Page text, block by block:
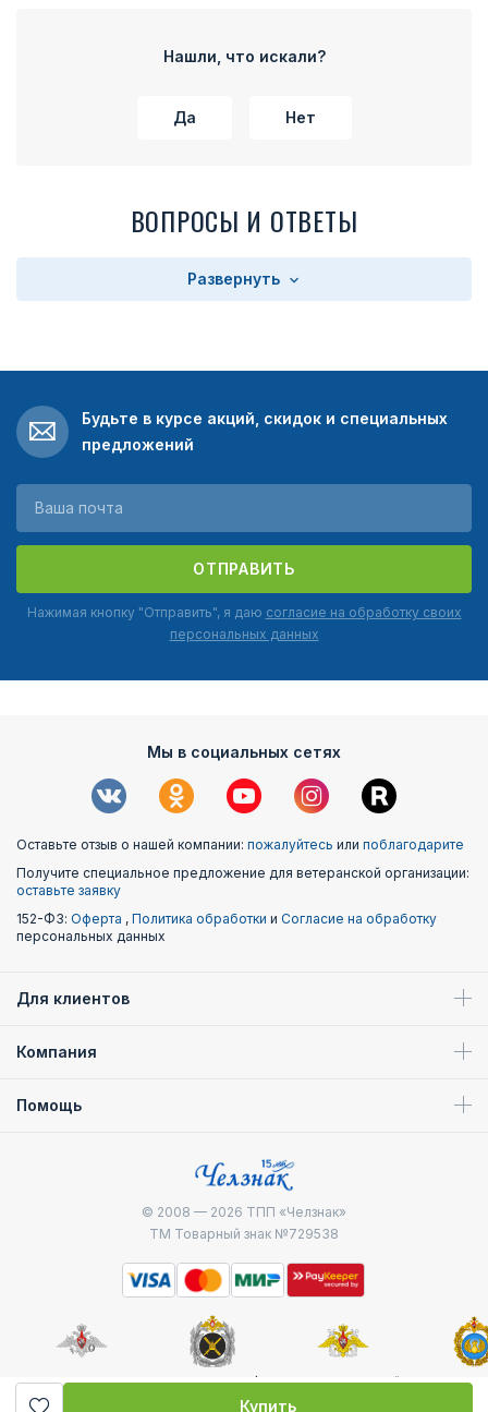
Купить
Нашли, что искали?
Да Нет
ВОПРОСЫ И ОТВЕТЫ
Развернуть
Будьте в курсе акций, скидок и специальных
предложений
ОТПРАВИТЬ
Нажимая кнопку "Отправить", я даю согласие на обработку своих
персональных данных
Мы в социальных сетях
Оставьте отзыв о нашей компании: пожалуйтесь или поблагодарите
Получите специальное предложение для ветеранской организации:
оставьте заявку
152-ФЗ: Оферта , Политика обработки и Согласие на обработку
персональных данных
Для клиентов
Компания
Помощь
© 2008 — 2026 ТПП «Челзнак»
ТМ Товарный знак №729538
Министерство
Генштаб ВС РФ
Военно-морской